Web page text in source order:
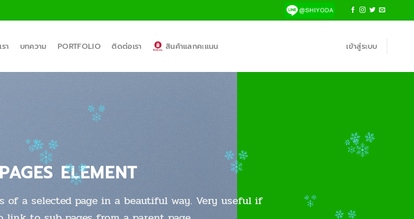
า บทความ PORTFOLIO ติดต่อเรา สินค้าแลกคะแนน เข้าสู่ระบบ
PAGES ELEMENT
of a selected page in a beautiful way. Very useful if